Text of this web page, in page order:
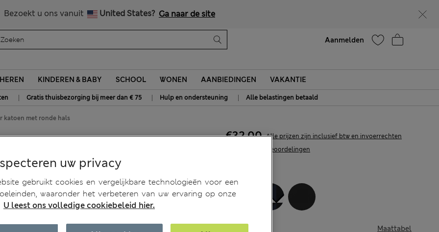
Bezoekt u ons vanuit United States? Ga naar de site
Aanmelden
HEREN KINDEREN & BABY SCHOOL WONEN AANBIEDINGEN VAKANTIE
| Gratis thuisbezorging bij meer dan € 75 | Hulp en ondersteuning | Alle belastingen betaald
katoen met ronde hals
111 Beoordelingen
€32,00 Alle prijzen zijn inclusief btw en invoerrechten
Maattabel
uw privacy
gebruikt cookies en vergelijkbare technologieën voor een
waaronder het verbeteren van uw ervaring op onze
U leest ons volledige cookiebeleid hier.